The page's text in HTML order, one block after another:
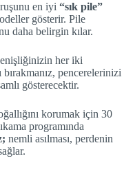
en iyi “sık pile”
gösterir. Pile
daha belirgin kılar.
her iki
pencerelerinizi
gösterecektir.
korumak için 30
programında
nemli asılması, perdenin